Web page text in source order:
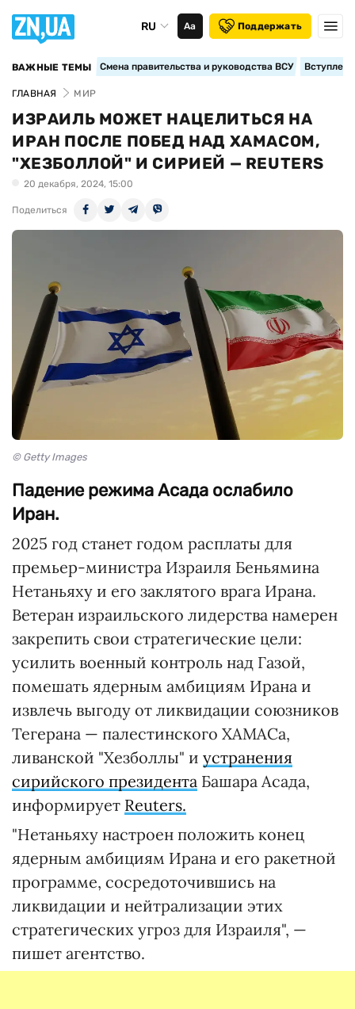
RU Аа Поддержать
ВАЖНЫЕ ТЕМЫ Смена правительства и руководства ВСУ
ГЛАВНАЯ МИР
ИЗРАИЛЬ МОЖЕТ НАЦЕЛИТЬСЯ НА
ИРАН ПОСЛЕ ПОБЕД НАД ХАМАСОМ,
"ХЕЗБОЛЛОЙ" И СИРИЕЙ — REUTERS
20 декабря, 2024, 15:00
Поделиться
© Getty Images
Падение режима Асада ослабило
Иран.
2025 год станет годом расплаты для
премьер-министра Израиля Беньямина
Нетаньяху и его заклятого врага Ирана.
Ветеран израильского лидерства намерен
закрепить свои стратегические цели:
усилить военный контроль над Газой,
помешать ядерным амбициям Ирана и
извлечь выгоду от ликвидации союзников
Тегерана — палестинского ХАМАСа,
ливанской "Хезболлы" и устранения
сирийского президента Башара Асада,
информирует Reuters.
"Нетаньяху настроен положить конец
ядерным амбициям Ирана и его ракетной
программе, сосредоточившись на
ликвидации и нейтрализации этих
стратегических угроз для Израиля", —
пишет агентство.